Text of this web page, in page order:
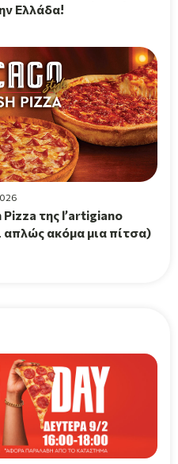
Ελλάδα!
της l’artigiano
απλώς ακόμα μια πίτσα)